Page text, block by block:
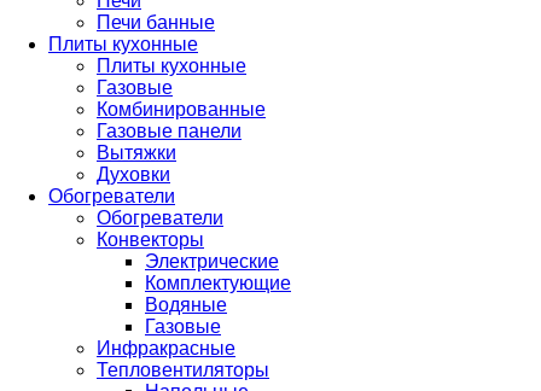
Печи банные
Плиты кухонные
Плиты кухонные
Газовые
Комбинированные
Газовые панели
Вытяжки
Духовки
Обогреватели
Обогреватели
Конвекторы
Электрические
Комплектующие
Водяные
Газовые
Инфракрасные
Тепловентиляторы